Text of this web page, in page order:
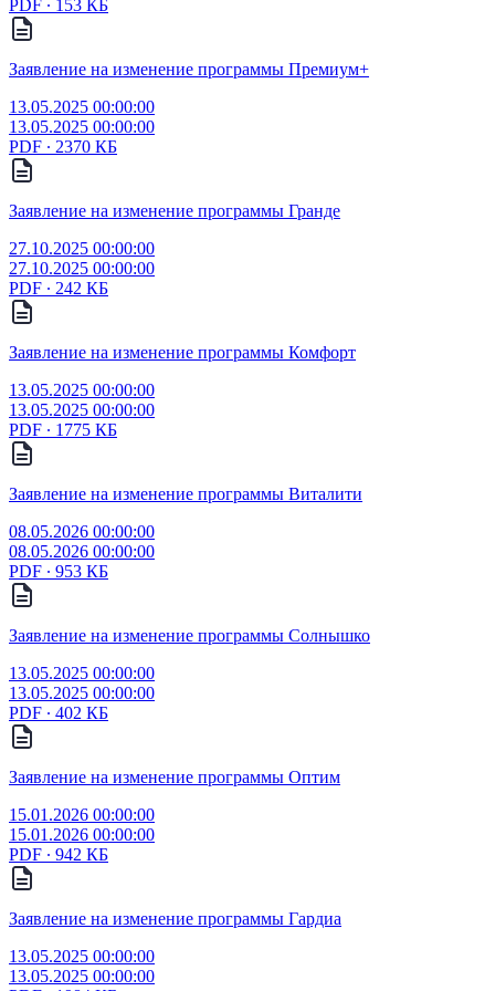
PDF ∙ 153 КБ
Заявление на изменение программы Премиум+
13.05.2025 00:00:00
13.05.2025 00:00:00
PDF ∙ 2370 КБ
Заявление на изменение программы Гранде
27.10.2025 00:00:00
27.10.2025 00:00:00
PDF ∙ 242 КБ
Заявление на изменение программы Комфорт
13.05.2025 00:00:00
13.05.2025 00:00:00
PDF ∙ 1775 КБ
Заявление на изменение программы Виталити
08.05.2026 00:00:00
08.05.2026 00:00:00
PDF ∙ 953 КБ
Заявление на изменение программы Солнышко
13.05.2025 00:00:00
13.05.2025 00:00:00
PDF ∙ 402 КБ
Заявление на изменение программы Оптим
15.01.2026 00:00:00
15.01.2026 00:00:00
PDF ∙ 942 КБ
Заявление на изменение программы Гардиа
13.05.2025 00:00:00
13.05.2025 00:00:00